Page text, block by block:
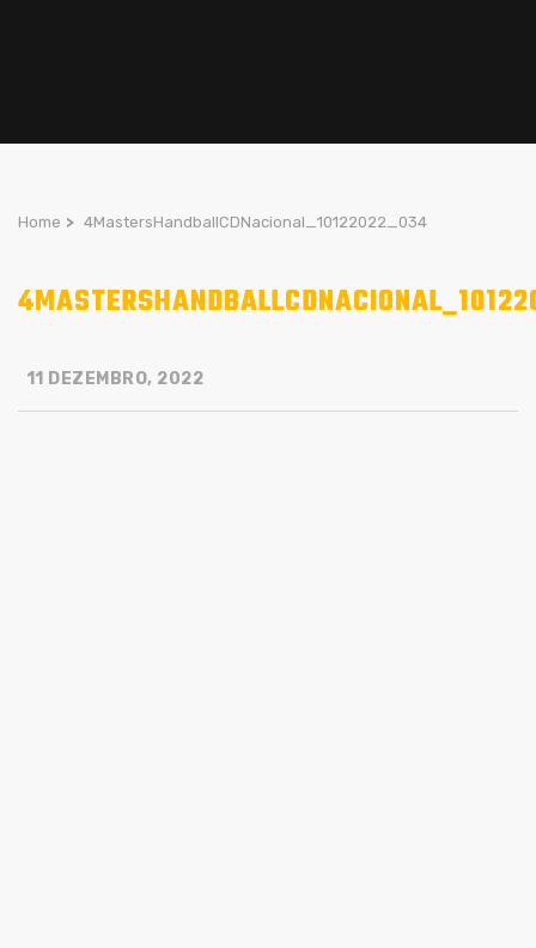
Home > 4MastersHandballCDNacional_10122022_034
11 DEZEMBRO, 2022